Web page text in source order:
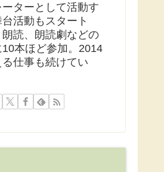
ターとして活動す
活動もスタート
朗読、朗読劇などの
本ほど参加。2014
仕事も続けてい